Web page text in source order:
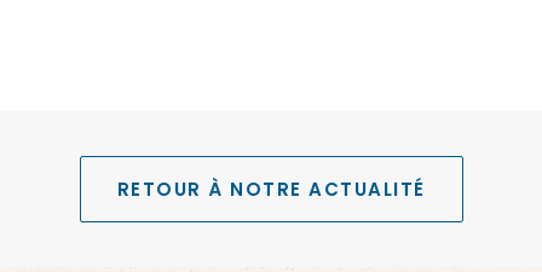
RETOUR À NOTRE ACTUALITÉ